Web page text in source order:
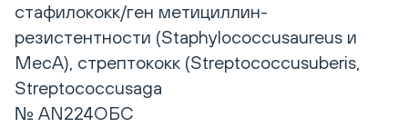
стафилококк/ген метициллин-
резистентности (Staphylococcusaureus и
MecA), стрептококк (Streptococcusuberis,
Streptococcusaga
№ AN224ОБС